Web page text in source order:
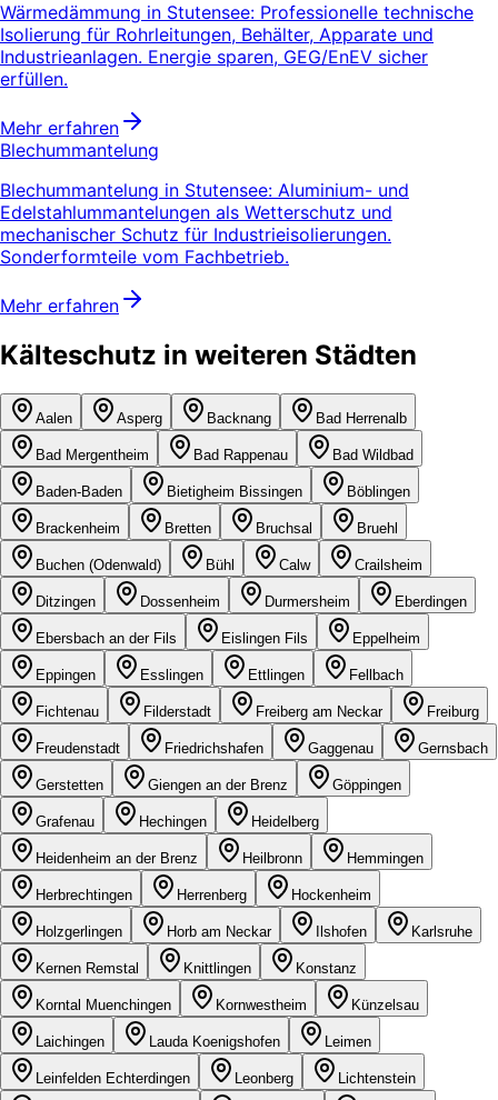
Wärmedämmung in Stutensee: Professionelle technische
Isolierung für Rohrleitungen, Behälter, Apparate und
Industrieanlagen. Energie sparen, GEG/EnEV sicher
erfüllen.
Mehr erfahren
Blechummantelung
Blechummantelung in Stutensee: Aluminium- und
Edelstahlummantelungen als Wetterschutz und
mechanischer Schutz für Industrieisolierungen.
Sonderformteile vom Fachbetrieb.
Mehr erfahren
Kälteschutz in weiteren Städten
Aalen Asperg Backnang Bad Herrenalb
Bad Mergentheim Bad Rappenau Bad Wildbad
Baden-Baden Bietigheim Bissingen Böblingen
Brackenheim Bretten Bruchsal Bruehl
Buchen (Odenwald) Bühl Calw Crailsheim
Ditzingen Dossenheim Durmersheim Eberdingen
Ebersbach an der Fils Eislingen Fils Eppelheim
Eppingen Esslingen Ettlingen Fellbach
Fichtenau Filderstadt Freiberg am Neckar Freiburg
Freudenstadt Friedrichshafen Gaggenau Gernsbach
Gerstetten Giengen an der Brenz Göppingen
Grafenau Hechingen Heidelberg
Heidenheim an der Brenz Heilbronn Hemmingen
Herbrechtingen Herrenberg Hockenheim
Holzgerlingen Horb am Neckar Ilshofen Karlsruhe
Kernen Remstal Knittlingen Konstanz
Korntal Muenchingen Kornwestheim Künzelsau
Laichingen Lauda Koenigshofen Leimen
Leinfelden Echterdingen Leonberg Lichtenstein